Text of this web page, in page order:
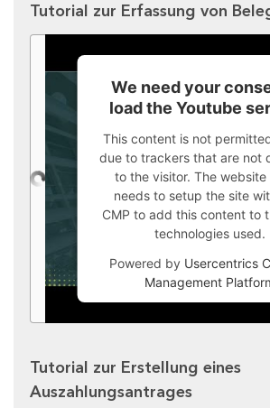
Tutorial zur Erfassung von
We need your
load the Youtube
This content is not
due to trackers that are not
to the visitor. The website
needs to setup the site
CMP to add this content to
technologies used.
Powered by Usercentrics
Management
Tutorial zur Erstellung eines
Auszahlungsantrages